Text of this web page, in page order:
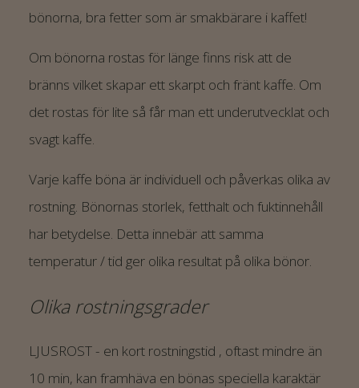
bönorna, bra fetter som är smakbärare i kaffet!
Om bönorna rostas för länge finns risk att de
bränns vilket skapar ett skarpt och fränt kaffe. Om
det rostas för lite så får man ett underutvecklat och
svagt kaffe.
Varje kaffe böna är individuell och påverkas olika av
rostning. Bönornas storlek, fetthalt och fuktinnehåll
har betydelse. Detta innebär att samma
temperatur / tid ger olika resultat på olika bönor.
Olika rostningsgrader
LJUSROST - en kort rostningstid , oftast mindre än
10 min, kan framhäva en bönas speciella karaktär